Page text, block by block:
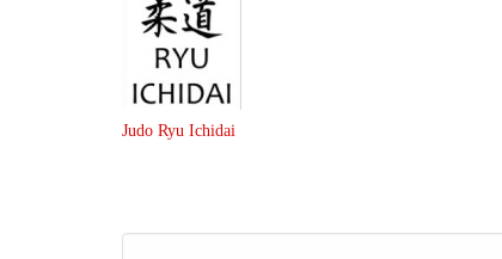
Judo Ryu Ichidai